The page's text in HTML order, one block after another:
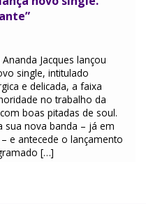
Jacques lançou
single, intitulado
e delicada, a faixa
no trabalho da
boas pitadas de soul.
sua nova banda – já em
e antecede o lançamento
[…]